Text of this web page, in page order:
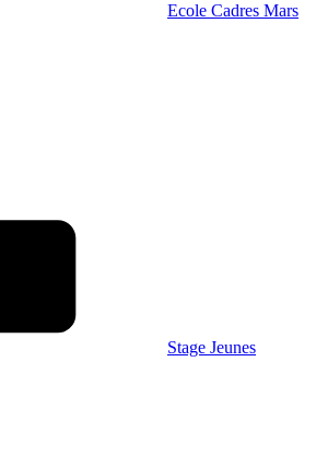
Ecole Cadres Mars
Stage Jeunes